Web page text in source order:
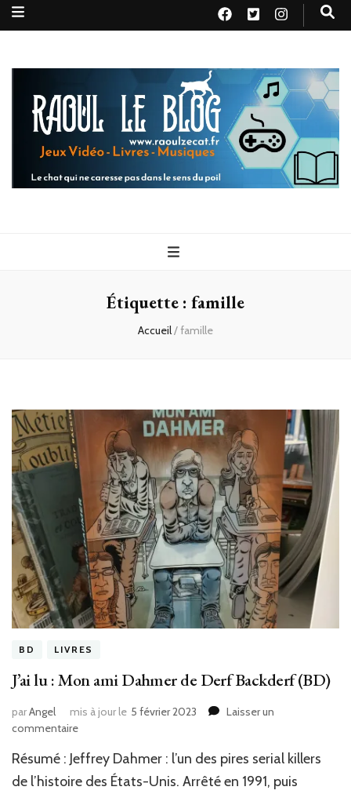
Raoul le
blog
Étiquette : famille
Accueil/famille
BD LIVRES
J’ai lu : Mon ami Dahmer de Derf Backderf (BD)
parAngel mis à jour le 5 février 2023
Laisser un
commentairesur
lu
:
Résumé : Jeffrey Dahmer : l’un des pires serial killers
de l’histoire des États-Unis. Arrêté en 1991, puis